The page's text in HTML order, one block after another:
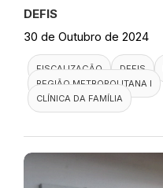
DEFIS
30 de Outubro de 2024
FISCALIZAÇÃO DEFIS
REGIÃO METROPOLITANA I
CLÍNICA DA FAMÍLIA